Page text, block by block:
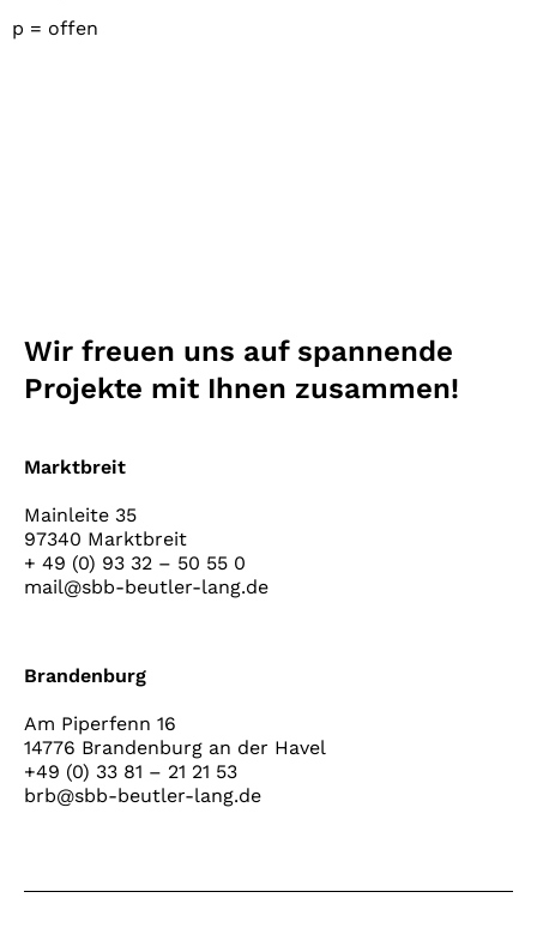
p = offen
Wir freuen uns auf spannende
Projekte mit Ihnen zusammen!
Marktbreit
Mainleite 35
97340 Marktbreit
+ 49 (0) 93 32 – 50 55 0
mail@sbb-beutler-lang.de
Brandenburg
Am Piperfenn 16
14776 Brandenburg an der Havel
+49 (0) 33 81 – 21 21 53
brb@sbb-beutler-lang.de